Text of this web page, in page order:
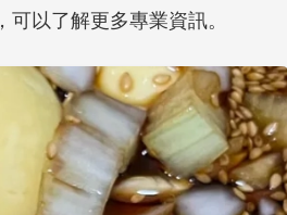
，可以了解更多專業資訊。